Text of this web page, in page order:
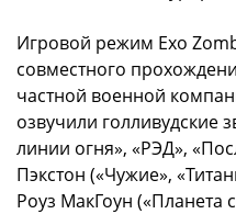
Игровой режим Exo
совместного
частной военной
озвучили голливудские
линии огня», «РЭД»,
Пэкстон («Чужие»,
Роуз МакГоун («Планета